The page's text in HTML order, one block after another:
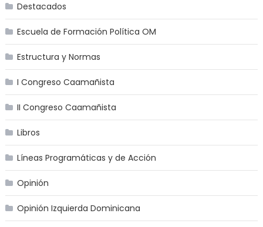
Destacados
Escuela de Formación Política OM
Estructura y Normas
I Congreso Caamañista
II Congreso Caamañista
Libros
Líneas Programáticas y de Acción
Opinión
Opinión Izquierda Dominicana